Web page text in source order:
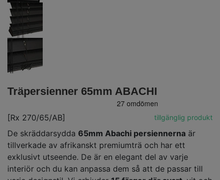
Träpersienner 65mm ABACHI
[Rx 270/65/AB] tillgänglig produkt
De skräddarsydda 65mm Abachi persiennerna är
tillverkade av afrikanskt premiumträ och har ett
exklusivt utseende. De är en elegant del av varje
interiör och du kan anpassa dem så att de passar till